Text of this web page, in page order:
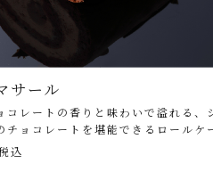
サール
コレートの香りと味わいで溢れる、
チョコレートを堪能できるロールケ
込